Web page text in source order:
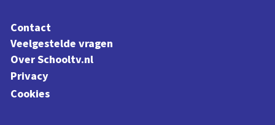
Contact
Veelgestelde vragen
Over Schooltv.nl
Privacy
Cookies